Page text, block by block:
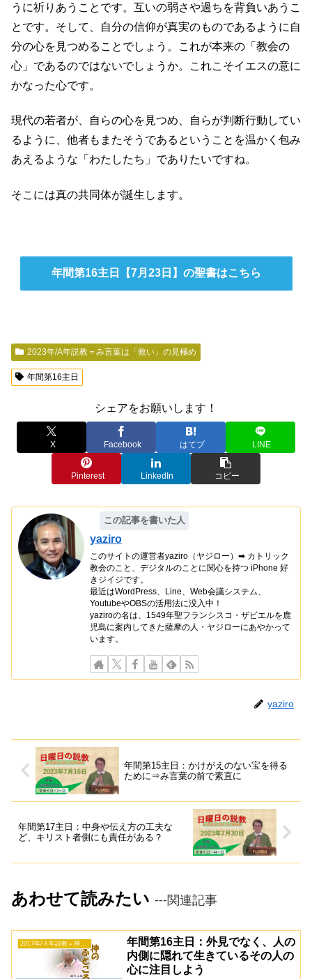
うに祈りあうことです。互いの弱さや過ちを背負いあうこ
とです。そして、自分の信仰が真実のものであるように自
分の心を見つめることでしょう。これが本来の「教会の
心」であるのではないでしょうか。これこそイエスの意に
かなった心です。
現代の若者が、自らの心を見つめ、自らが判断行動してい
るように、他者もまたそうであるということを温かく包み
あえるような「わたしたち」でありたいですね。
そこには真の共同体が誕生します。
年間第16主日【7月23日】の聖書はこちら
2023年/A年説教＝み言葉は「救い」の見極め
年間第16主日
シェアをお願いします！
X Facebook はてブ LINE
Pinterest LinkedIn コピー
この記事を書いた人
yaziro
このサイトの運営者yaziro（ヤジロー）➡ カトリック
教会のこと、デジタルのことに関心を持つ iPhone 好
きジイジです。
最近はWordPress、Line、Web会議システム、
YoutubeやOBSの活用法に没入中！
yaziroの名は、1549年聖フランシスコ・ザビエルを鹿
児島に案内してきた薩摩の人・ヤジローにあやかって
います。
yaziro
年間第15主日：かけがえのない宝を得る
ために⇒み言葉の前で素直に
年間第17主日：中身や伝え方の工夫な
ど、キリスト者側にも責任がある？
あわせて読みたい ---関連記事
2017年/Ａ年説教＝神のふところ
年間第16主日：外見でなく、人の
内側に隠れて生きているその人の
心に注目しよう